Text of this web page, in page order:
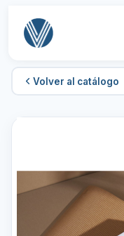
Volver al catálogo